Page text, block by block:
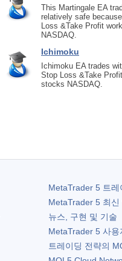
This Martingale EA
relatively safe
Loss &Take Profit
NASDAQ.
Ichimoku
Ichimoku EA trades
Stop Loss &Take
stocks NASDAQ.
MetaTrader 5트레
MetaTrader 5최신
뉴스, 구현 및 기술
MetaTrader 5사용
트레이딩 전략의